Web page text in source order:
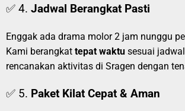
✅ 4. Jadwal Berangkat Pasti
Enggak ada drama molor 2 jam nunggu
Kami berangkat tepat waktu sesuai
rencanakan aktivitas di Sragen dengan
✅ 5. Paket Kilat Cepat & Aman